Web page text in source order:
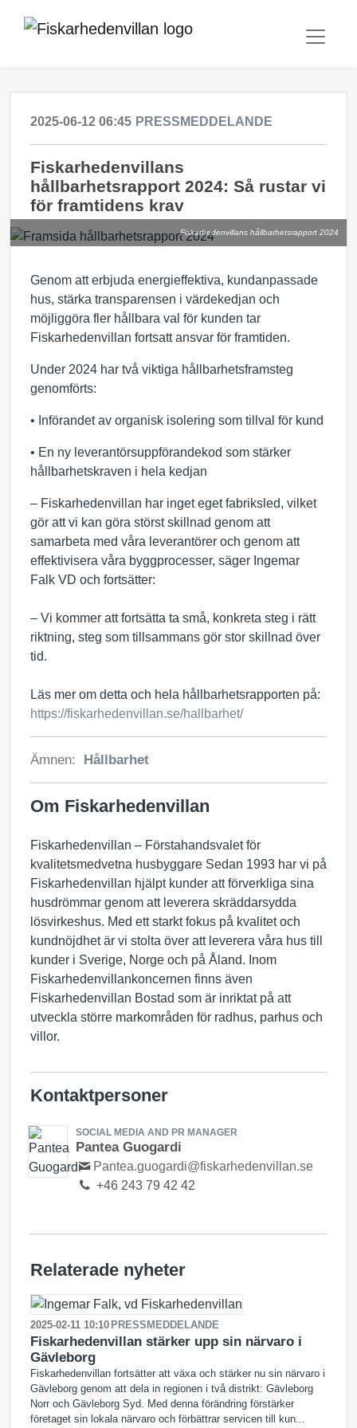
2025-06-12 06:45 PRESSMEDDELANDE
Fiskarhedenvillans
hållbarhetsrapport 2024: Så rustar vi
för framtidens krav
Fiskarhedenvillans hållbarhetsrapport 2024
Genom att erbjuda energieffektiva, kundanpassade
hus, stärka transparensen i värdekedjan och
möjliggöra fler hållbara val för kunden tar
Fiskarhedenvillan fortsatt ansvar för framtiden.
Under 2024 har två viktiga hållbarhetsframsteg
genomförts:
• Införandet av organisk isolering som tillval för kund
• En ny leverantörsuppförandekod som stärker
hållbarhetskraven i hela kedjan
– Fiskarhedenvillan har inget eget fabriksled, vilket
gör att vi kan göra störst skillnad genom att
samarbeta med våra leverantörer och genom att
effektivisera våra byggprocesser, säger Ingemar
Falk VD och fortsätter:
– Vi kommer att fortsätta ta små, konkreta steg i rätt
riktning, steg som tillsammans gör stor skillnad över
tid.
Läs mer om detta och hela hållbarhetsrapporten på:
https://fiskarhedenvillan.se/hallbarhet/
Ämnen: Hållbarhet
Om Fiskarhedenvillan
Fiskarhedenvillan – Förstahandsvalet för
kvalitetsmedvetna husbyggare Sedan 1993 har vi på
Fiskarhedenvillan hjälpt kunder att förverkliga sina
husdrömmar genom att leverera skräddarsydda
lösvirkeshus. Med ett starkt fokus på kvalitet och
kundnöjdhet är vi stolta över att leverera våra hus till
kunder i Sverige, Norge och på Åland. Inom
Fiskarhedenvillankoncernen finns även
Fiskarhedenvillan Bostad som är inriktat på att
utveckla större markområden för radhus, parhus och
villor.
Kontaktpersoner
SOCIAL MEDIA AND PR MANAGER
Pantea Guogardi
Pantea.guogardi@fiskarhedenvillan.se
+46 243 79 42 42
Relaterade nyheter
2025-02-11 10:10 PRESSMEDDELANDE
Fiskarhedenvillan stärker upp sin närvaro i
Gävleborg
Fiskarhedenvillan fortsätter att växa och stärker nu sin närvaro i
Gävleborg genom att dela in regionen i två distrikt: Gävleborg
Norr och Gävleborg Syd. Med denna förändring förstärker
företaget sin lokala närvaro och förbättrar servicen till kun...